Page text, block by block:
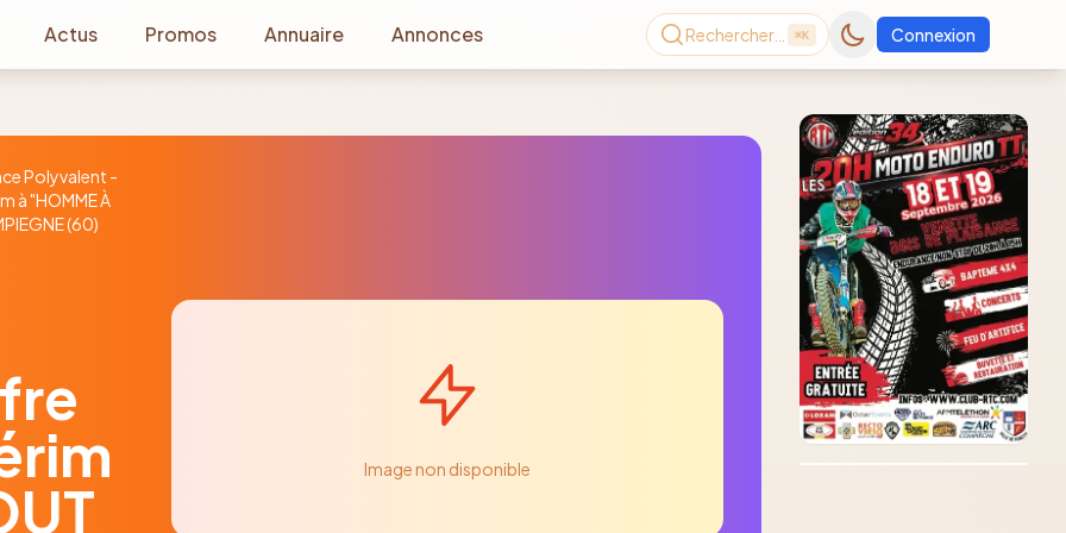
Actus Promos Annuaire Annonces Rechercher… ⌘K Connexion
Polyvalent -
à "HOMME À
(60)
Image non disponible
Consultez le dernier
magazine en ligne
Août2026